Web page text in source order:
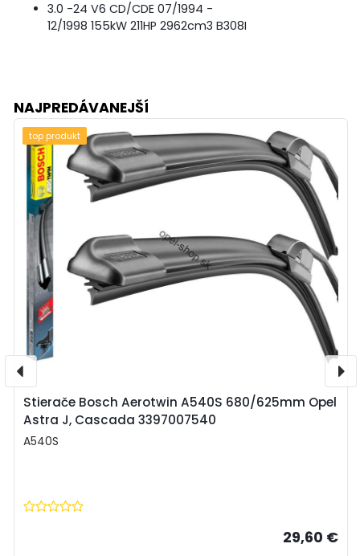
3.0 -24 V6 CD/CDE 07/1994 -
12/1998 155kW 211HP 2962cm3 B308I
NAJPREDÁVANEJŠÍ
Stierače Bosch Aerotwin A540S 680/625mm Opel
Astra J, Cascada 3397007540
A540S
29,60 €
top produkt